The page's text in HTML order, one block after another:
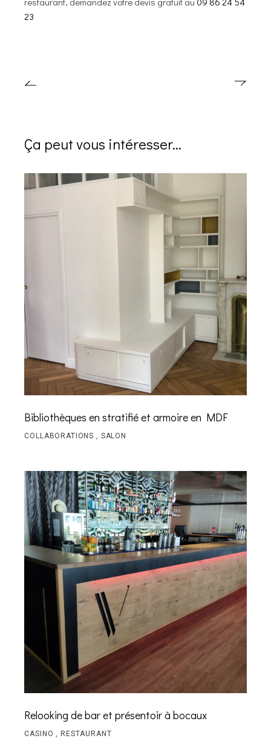
23
Ça peut vous intéresser...
Bibliothèques en stratifié et armoire en MDF
COLLABORATIONS SALON
Relooking de bar et présentoir à bocaux
CASINO RESTAURANT